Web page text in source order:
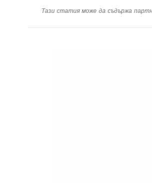
Тази статия може да съдържа